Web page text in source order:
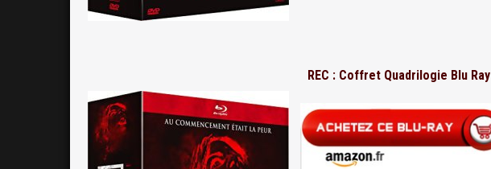
REC : Coffret Quadrilogie Blu Ray